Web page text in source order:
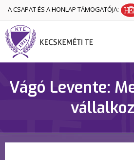
A CSAPAT ÉS A HONLAP TÁMOGATÓJA:
Vágó Levente: